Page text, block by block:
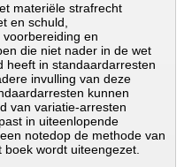
materiële strafrecht
en schuld,
en
die niet nader in de wet
heeft in standaardarresten
invulling van deze
kunnen
van variatie-arresten
in uiteenlopende
notedop de methode van
wordt uiteengezet.